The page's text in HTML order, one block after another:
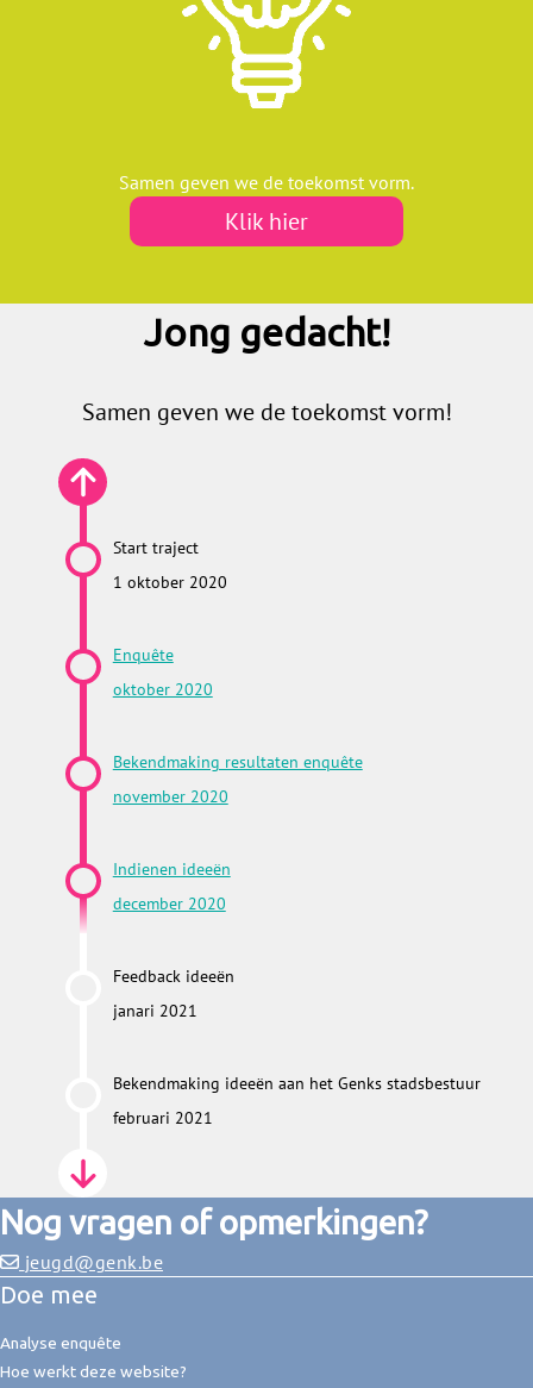
Samen geven we de toekomst vorm.
Klik hier
Jong gedacht!
Samen geven we de toekomst vorm!
Start traject
1 oktober 2020
Enquête
oktober 2020
Bekendmaking resultaten enquête
november 2020
Indienen ideeën
december 2020
Feedback ideeën
janari 2021
Bekendmaking ideeën aan het Genks stadsbestuur
februari 2021
Nog vragen of opmerkingen?
jeugd@genk.be
Doe mee
Analyse enquête
Hoe werkt deze website?